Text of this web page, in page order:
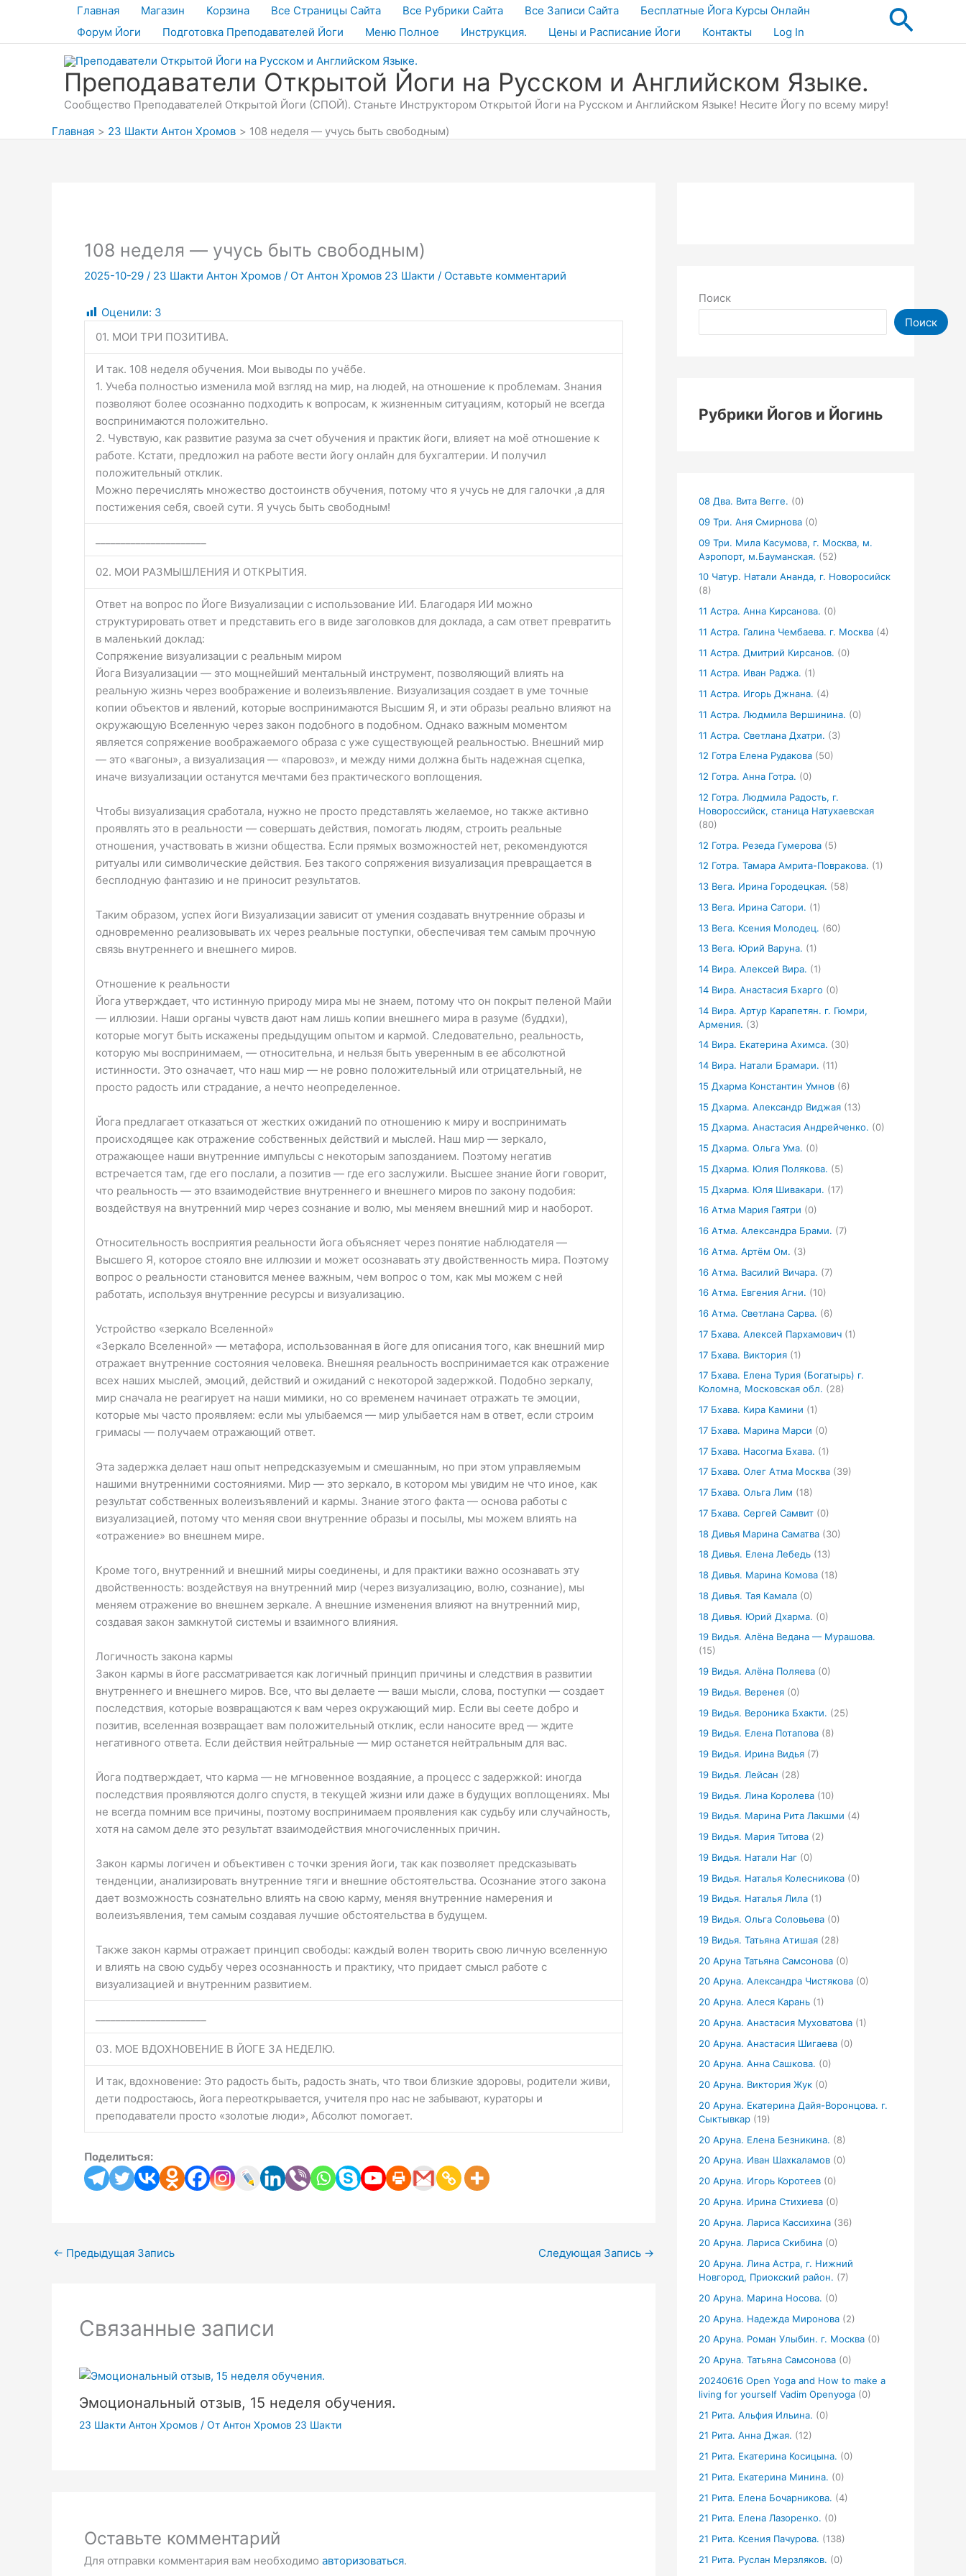
содержимому
Главная Магазин Корзина Все Страницы Сайта Все Рубрики Сайта Все Записи Сайта
Бесплатные Йога Курсы Онлайн
Форум Йоги
Подготовка Преподавателей Йоги Меню Полное Инструкция. Цены и Расписание Йоги Контакты Log In
Преподаватели Открытой Йоги на Русском и Английском Языке.
Сообщество Преподавателей Открытой Йоги (СПОЙ). Станьте Инструктором Открытой Йоги на Русском и Английском Языке! Несите Йогу по всему миру!
Главная
23 Шакти Антон Хромов 108 неделя — учусь быть свободным)
108 неделя — учусь быть свободным)
2025-10-29 / 23 Шакти Антон Хромов / От Антон Хромов 23 Шакти / Оставьте комментарий
Оценили: 3
01. МОИ ТРИ ПОЗИТИВА.
И так. 108 неделя обучения. Мои выводы по учёбе.
1. Учеба полностью изменила мой взгляд на мир, на людей, на отношение к проблемам. Знания
позволяют более осознанно подходить к вопросам, к жизненным ситуациям, который не всегда
воспринимаются положительно.
2. Чувствую, как развитие разума за счет обучения и практик йоги, влияет на моё отношение к
работе. Кстати, предложил на работе вести йогу онлайн для бухгалтерии. И получил
положительный отклик.
Можно перечислять множество достоинств обучения, потому что я учусь не для галочки ,а для
постижения себя, своей сути. Я учусь быть свободным!
02. МОИ РАЗМЫШЛЕНИЯ И ОТКРЫТИЯ.
Ответ на вопрос по Йоге Визуализации с использование ИИ. Благодаря ИИ можно
структурировать ответ и представить его в виде заголовков для доклада, а сам ответ превратить
в маленький доклад:
Сопряжение визуализации с реальным миром
Йога Визуализации — это мощнейший ментальный инструмент, позволяющий влиять на
реальную жизнь через воображение и волеизъявление. Визуализация создает в уме точные
копии объектов и явлений, которые воспринимаются Высшим Я, и эти образы реально влияют на
окружающую Вселенную через закон подобного в подобном. Однако важным моментом
является сопряжение воображаемого образа с уже существующей реальностью. Внешний мир
— это «вагоны», а визуализация — «паровоз», и между ними должна быть надежная сцепка,
иначе визуализации останутся мечтами без практического воплощения.
Чтобы визуализация сработала, нужно не просто представлять желаемое, но также активно
проявлять это в реальности — совершать действия, помогать людям, строить реальные
отношения, участвовать в жизни общества. Если прямых возможностей нет, рекомендуются
ритуалы или символические действия. Без такого сопряжения визуализация превращается в
бесплодную фантазию и не приносит результатов.
Таким образом, успех йоги Визуализации зависит от умения создавать внутренние образы и
одновременно реализовывать их через реальные поступки, обеспечивая тем самым прочную
связь внутреннего и внешнего миров.
Отношение к реальности
Йога утверждает, что истинную природу мира мы не знаем, потому что он покрыт пеленой Майи
— иллюзии. Наши органы чувств дают нам лишь копии внешнего мира в разуме (буддхи),
которые могут быть искажены предыдущим опытом и кармой. Следовательно, реальность,
которую мы воспринимаем, — относительна, и нельзя быть уверенным в ее абсолютной
истинности. Это означает, что наш мир — не ровно положительный или отрицательный, не
просто радость или страдание, а нечто неопределенное.
Йога предлагает отказаться от жестких ожиданий по отношению к миру и воспринимать
происходящее как отражение собственных действий и мыслей. Наш мир — зеркало,
отражающее наши внутренние импульсы с некоторым запозданием. Поэтому негатив
встречается там, где его послали, а позитив — где его заслужили. Высшее знание йоги говорит,
что реальность — это взаимодействие внутреннего и внешнего миров по закону подобия:
воздействуя на внутренний мир через сознание и волю, мы меняем внешний мир и наоборот.
Относительность восприятия реальности йога объясняет через понятие наблюдателя —
Высшего Я, которое стояло вне иллюзии и может осознавать эту двойственность мира. Поэтому
вопрос о реальности становится менее важным, чем вопрос о том, как мы можем с ней
работать, используя внутренние ресурсы и визуализацию.
Устройство «зеркало Вселенной»
«Зеркало Вселенной» — метафора, использованная в йоге для описания того, как внешний мир
отражает внутренние состояния человека. Внешняя реальность воспринимается как отражение
всех наших мыслей, эмоций, действий и ожиданий с некоторой задержкой. Подобно зеркалу,
мир сначала не реагирует на наши мимики, но со временем начинает отражать те эмоции,
которые мы часто проявляем: если мы улыбаемся — мир улыбается нам в ответ, если строим
гримасы — получаем отражающий ответ.
Эта задержка делает наш опыт непредсказуемым и смешанным, но при этом управляемым
нашими внутренними состояниями. Мир — это зеркало, в котором мы увидим не что иное, как
результат собственных волеизъявлений и кармы. Знание этого факта — основа работы с
визуализацией, потому что меняя свои внутренние образы и посылы, мы можем влиять на
«отражение» во внешнем мире.
Кроме того, внутренний и внешний миры соединены, и для практики важно осознавать эту
двойственность: воздействуя на внутренний мир (через визуализацию, волю, сознание), мы
меняем отражение во внешнем зеркале. А внешние изменения влияют на внутренний мир,
создавая закон замкнутой системы и взаимного влияния.
Логичность закона кармы
Закон кармы в йоге рассматривается как логичный принцип причины и следствия в развитии
внутреннего и внешнего миров. Все, что вы делаете — ваши мысли, слова, поступки — создает
последствия, которые возвращаются к вам через окружающий мир. Если вы сеете добро и
позитив, вселенная возвращает вам положительный отклик, если наносите вред — ждите
негативного ответа. Если действия нейтральные — мир останется нейтральным для вас.
Йога подтверждает, что карма — не мгновенное воздаяние, а процесс с задержкой: иногда
последствия проявляются долго спустя, в текущей жизни или даже в будущих воплощениях. Мы
не всегда помним все причины, поэтому воспринимаем проявления как судьбу или случайность,
хотя на самом деле это результат взаимодействия многочисленных причин.
Закон кармы логичен и объективен с точки зрения йоги, так как позволяет предсказывать
тенденции, анализировать внутренние тяги и внешние обстоятельства. Осознание этого закона
дает возможность сознательно влиять на свою карму, меняя внутренние намерения и
волеизъявления, тем самым создавая лучшие обстоятельства в будущем.
Также закон кармы отражает принцип свободы: каждый волен творить свою личную вселенную
и влиять на свою судьбу через осознанность и практику, что придает смысл работе с
визуализацией и внутренним развитием.
03. МОЕ ВДОХНОВЕНИЕ В ЙОГЕ ЗА НЕДЕЛЮ.
И так, вдохновение: Это радость быть, радость знать, что твои близкие здоровы, родители живи,
дети подростаюсь, йога переоткрывается, учителя про нас не забывают, кураторы и
преподаватели просто «золотые люди», Абсолют помогает.
Поделиться:
← Предыдущая Запись Следующая Запись →
Связанные записи
Эмоциональный отзыв, 15 неделя обучения.
23 Шакти Антон Хромов / От Антон Хромов 23 Шакти
Оставьте комментарий
Для отправки комментария вам необходимо авторизоваться.
Поиск
Поиск
Рубрики Йогов и Йогинь
08 Два. Вита Вегге. (0)
09 Три. Аня Смирнова (0)
09 Три. Мила Касумова, г. Москва, м.
Аэропорт, м.Бауманская. (52)
10 Чатур. Натали Ананда, г. Новоросийск
(8)
11 Астра. Анна Кирсанова. (0)
11 Астра. Галина Чембаева. г. Москва (4)
11 Астра. Дмитрий Кирсанов. (0)
11 Астра. Иван Раджа. (1)
11 Астра. Игорь Джнана. (4)
11 Астра. Людмила Вершинина. (0)
11 Астра. Светлана Дхатри. (3)
12 Готра Елена Рудакова (50)
12 Готра. Анна Готра. (0)
12 Готра. Людмила Радость, г.
Новороссийск, станица Натухаевская
(80)
12 Готра. Резеда Гумерова (5)
12 Готра. Тамара Амрита-Повракова. (1)
13 Вега. Ирина Городецкая. (58)
13 Вега. Ирина Сатори. (1)
13 Вега. Ксения Молодец. (60)
13 Вега. Юрий Варуна. (1)
14 Вира. Алексей Вира. (1)
14 Вира. Анастасия Бхарго (0)
14 Вира. Артур Карапетян. г. Гюмри,
Армения. (3)
14 Вира. Екатерина Ахимса. (30)
14 Вира. Натали Брамари. (11)
15 Дхарма Константин Умнов (6)
15 Дхарма. Александр Виджая (13)
15 Дхарма. Анастасия Андрейченко. (0)
15 Дхарма. Ольга Ума. (0)
15 Дхарма. Юлия Полякова. (5)
15 Дхарма. Юля Шивакари. (17)
16 Атма Мария Гаятри (0)
16 Атма. Александра Брами. (7)
16 Атма. Артём Ом. (3)
16 Атма. Василий Вичара. (7)
16 Атма. Евгения Агни. (10)
16 Атма. Светлана Сарва. (6)
17 Бхава. Алексей Пархамович (1)
17 Бхава. Виктория (1)
17 Бхава. Елена Турия (Богатырь) г.
Коломна, Московская обл. (28)
17 Бхава. Кира Камини (1)
17 Бхава. Марина Марси (0)
17 Бхава. Насогма Бхава. (1)
17 Бхава. Олег Атма Москва (39)
17 Бхава. Ольга Лим (18)
17 Бхава. Сергей Самвит (0)
18 Дивья Марина Саматва (30)
18 Дивья. Елена Лебедь (13)
18 Дивья. Марина Комова (18)
18 Дивья. Тая Камала (0)
18 Дивья. Юрий Дхарма. (0)
19 Видья. Алёна Ведана — Мурашова.
(15)
19 Видья. Алёна Поляева (0)
19 Видья. Веренея (0)
19 Видья. Вероника Бхакти. (25)
19 Видья. Елена Потапова (8)
19 Видья. Ирина Видья (7)
19 Видья. Лейсан (28)
19 Видья. Лина Королева (10)
19 Видья. Марина Рита Лакшми (4)
19 Видья. Мария Титова (2)
19 Видья. Натали Наг (0)
19 Видья. Наталья Колесникова (0)
19 Видья. Наталья Лила (1)
19 Видья. Ольга Соловьева (0)
19 Видья. Татьяна Атишая (28)
20 Аруна Татьяна Самсонова (0)
20 Аруна. Александра Чистякова (0)
20 Аруна. Алеся Карань (1)
20 Аруна. Анастасия Муховатова (1)
20 Аруна. Анастасия Шигаева (0)
20 Аруна. Анна Сашкова. (0)
20 Аруна. Виктория Жук (0)
20 Аруна. Екатерина Дайя-Воронцова. г.
Сыктывкар (19)
20 Аруна. Елена Безникина. (8)
20 Аруна. Иван Шахкаламов (0)
20 Аруна. Игорь Коротеев (0)
20 Аруна. Ирина Стихиева (0)
20 Аруна. Лариса Кассихина (36)
20 Аруна. Лариса Скибина (0)
20 Аруна. Лина Астра, г. Нижний
Новгород, Приокский район. (7)
20 Аруна. Марина Носова. (0)
20 Аруна. Надежда Миронова (2)
20 Аруна. Роман Улыбин. г. Москва (0)
20 Аруна. Татьяна Самсонова (0)
20240616 Open Yoga and How to make a
living for yourself Vadim Openyoga (0)
21 Рита. Альфия Ильина. (0)
21 Рита. Анна Джая. (12)
21 Рита. Екатерина Косицына. (0)
21 Рита. Екатерина Минина. (0)
21 Рита. Елена Бочарникова. (4)
21 Рита. Елена Лазоренко. (0)
21 Рита. Ксения Пачурова. (138)
21 Рита. Руслан Мерзляков. (0)